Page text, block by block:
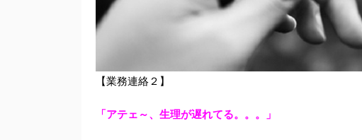
【業務連絡２】
「アテェ～、生理が遅れてる。。。」